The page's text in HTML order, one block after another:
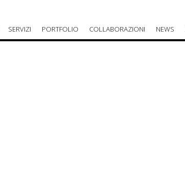
SERVIZI PORTFOLIO COLLABORAZIONI NEWS